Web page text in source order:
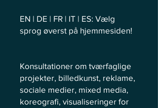
EN | DE | FR | IT | ES: Vælg
sprog øverst på hjemmesiden!
Konsultationer om tværfaglige
projekter, billedkunst, reklame,
sociale medier, mixed media,
koreografi, visualiseringer for